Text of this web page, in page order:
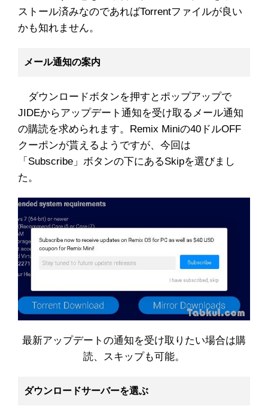
ストール済みなのであればTorrentファイルが良い
かも知れません。
メール通知の案内
ダウンロードボタンを押すとポップアップで
JIDEからアップデート通知を受け取るメール通知
の購読を求められます。Remix Miniの40ドルOFF
クーポンが貰えるようですが、今回は
「Subscribe」ボタンの下にあるSkipを選びまし
た。
最新アップデートの通知を受け取りたい場合は購
読、スキップも可能。
ダウンロードサーバーを選ぶ